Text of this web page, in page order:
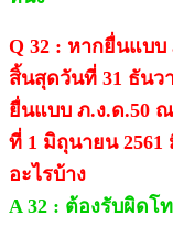
Q 32 : หากยื่นแบบ
สิ้นสุดวันที่ 31 ธันว
ยื่นแบบ ภ.ง.ด.50
ที่ 1 มิถุนายน
อะไรบ้าง
A 32 : ต้องรับผิดโ